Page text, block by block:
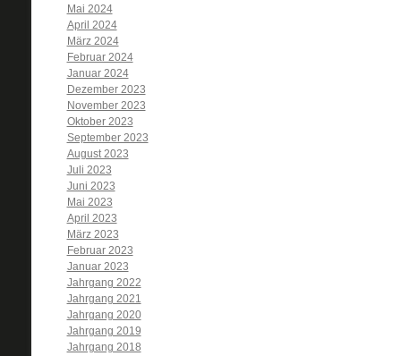
Mai 2024
April 2024
März 2024
Februar 2024
Januar 2024
Dezember 2023
November 2023
Oktober 2023
September 2023
August 2023
Juli 2023
Juni 2023
Mai 2023
April 2023
März 2023
Februar 2023
Januar 2023
Jahrgang 2022
Jahrgang 2021
Jahrgang 2020
Jahrgang 2019
Jahrgang 2018